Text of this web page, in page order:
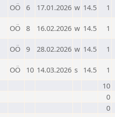
OÖ 6 17.01.2026 w 14.5 1
OÖ 8 16.02.2026 w 14.5 1
OÖ 9 28.02.2026 w 14.5 1
OÖ 10 14.03.2026 s 14.5 1
10
0
0